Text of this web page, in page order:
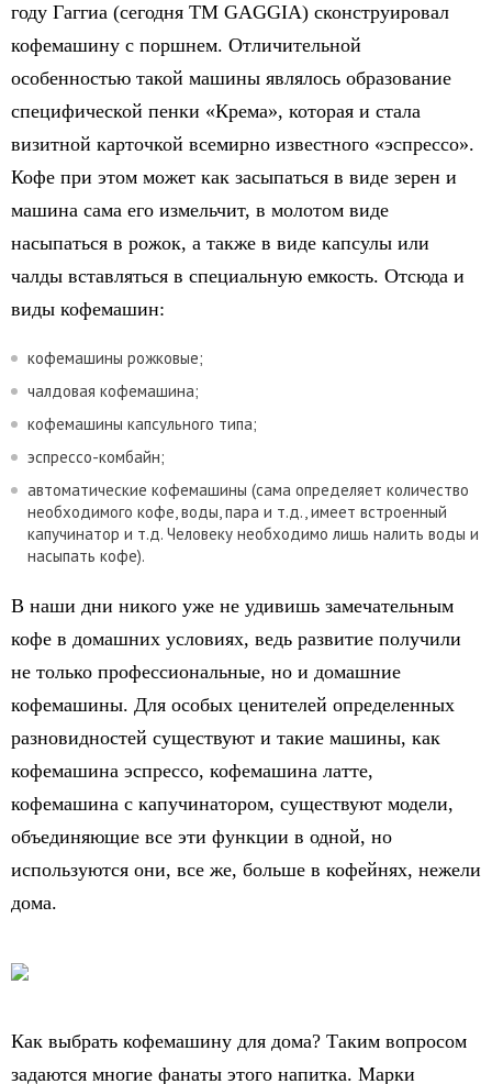
году Гаггиа (сегодня ТМ GAGGIA) сконструировал
кофемашину с поршнем. Отличительной
особенностью такой машины являлось образование
специфической пенки «Крема», которая и стала
визитной карточкой всемирно известного «эспрессо».
Кофе при этом может как засыпаться в виде зерен и
машина сама его измельчит, в молотом виде
насыпаться в рожок, а также в виде капсулы или
чалды вставляться в специальную емкость. Отсюда и
виды кофемашин:
кофемашины рожковые;
чалдовая кофемашина;
кофемашины капсульного типа;
эспрессо-комбайн;
автоматические кофемашины (сама определяет количество
необходимого кофе, воды, пара и т.д., имеет встроенный
капучинатор и т.д. Человеку необходимо лишь налить воды и
насыпать кофе).
В наши дни никого уже не удивишь замечательным
кофе в домашних условиях, ведь развитие получили
не только профессиональные, но и домашние
кофемашины. Для особых ценителей определенных
разновидностей существуют и такие машины, как
кофемашина эспрессо, кофемашина латте,
кофемашина с капучинатором, существуют модели,
объединяющие все эти функции в одной, но
используются они, все же, больше в кофейнях, нежели
дома.
Как выбрать кофемашину для дома? Таким вопросом
задаются многие фанаты этого напитка. Марки